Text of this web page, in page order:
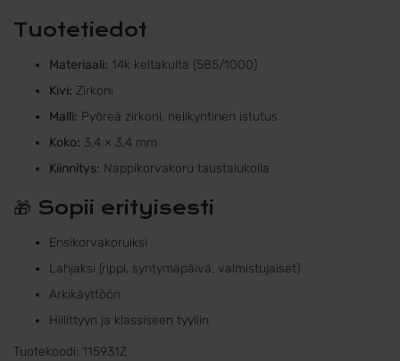
Tuotetiedot
Materiaali: 14k keltakulta (585/1000)
Kivi: Zirkoni
Malli: Pyöreä zirkoni, nelikyntinen istutus
Koko: 3,4 × 3,4 mm
Kiinnitys: Nappikorvakoru taustalukolla
🎁 Sopii erityisesti
Ensikorvakoruiksi
Lahjaksi (rippi, syntymäpäivä, valmistujaiset)
Arkikäyttöön
Hillittyyn ja klassiseen tyyliin
Tuotekoodi: 115931Z